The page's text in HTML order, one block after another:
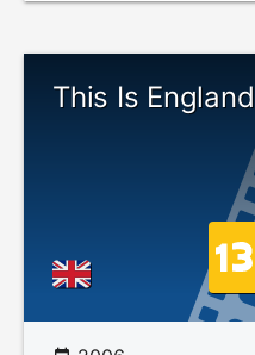
This Is England